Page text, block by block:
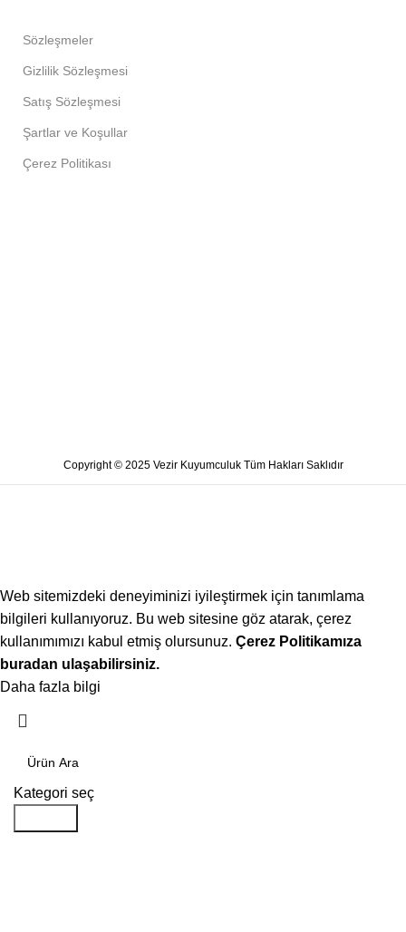
Sözleşmeler
Gizlilik Sözleşmesi
Satış Sözleşmesi
Şartlar ve Koşullar
Çerez Politikası
Copyright © 2025 Vezir Kuyumculuk Tüm Hakları Saklıdır
Web sitemizdeki deneyiminizi iyileştirmek için tanımlama
bilgileri kullanıyoruz. Bu web sitesine göz atarak, çerez
kullanımımızı kabul etmiş olursunuz. Çerez Politikamıza
buradan ulaşabilirsiniz.
Daha fazla bilgi
Kategori seç